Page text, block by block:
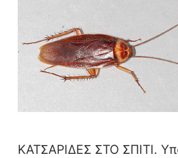
ΚΑΤΣΑΡΙΔΕΣ ΣΤΟ ΣΠΙΤΙ.